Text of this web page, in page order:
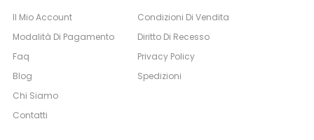
Il Mio Account
Modalità Di Pagamento
Faq
Blog
Chi Siamo
Contatti
Condizioni Di Vendita
Diritto Di Recesso
Privacy Policy
Spedizioni